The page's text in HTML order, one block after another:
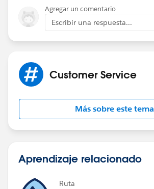
Agregar un comentario
Escribir una respuesta...
Customer Service
Más sobre este tema
Aprendizaje relacionado
Ruta